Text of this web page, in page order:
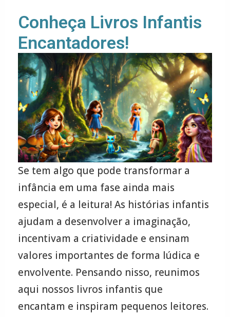
Conheça Livros Infantis
Encantadores!
Se tem algo que pode transformar a
infância em uma fase ainda mais
especial, é a leitura! As histórias infantis
ajudam a desenvolver a imaginação,
incentivam a criatividade e ensinam
valores importantes de forma lúdica e
envolvente. Pensando nisso, reunimos
aqui nossos livros infantis que
encantam e inspiram pequenos leitores.